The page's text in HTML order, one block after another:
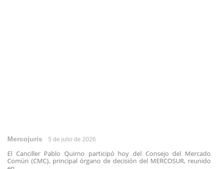
Mercojuris 5 de julio de 2026
El Canciller Pablo Quirno participó hoy del Consejo del Mercado
Común (CMC), principal órgano de decisión del MERCOSUR, reunido